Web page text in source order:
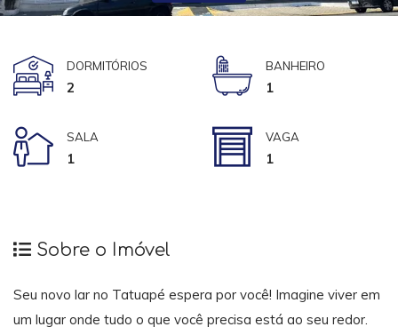
DORMITÓRIOS
2
BANHEIRO
1
SALA
1
VAGA
1
Sobre o Imóvel
Seu novo lar no Tatuapé espera por você! Imagine viver em
um lugar onde tudo o que você precisa está ao seu redor.